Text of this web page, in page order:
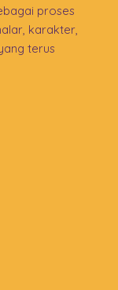
proses
karakter,
terus